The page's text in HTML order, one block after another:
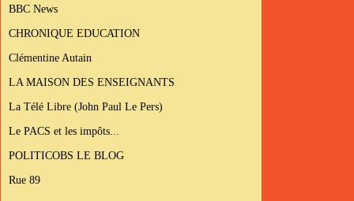
BBC News
CHRONIQUE EDUCATION
Clémentine Autain
LA MAISON DES ENSEIGNANTS
La Télé Libre (John Paul Le Pers)
Le PACS et les impôts...
POLITICOBS LE BLOG
Rue 89